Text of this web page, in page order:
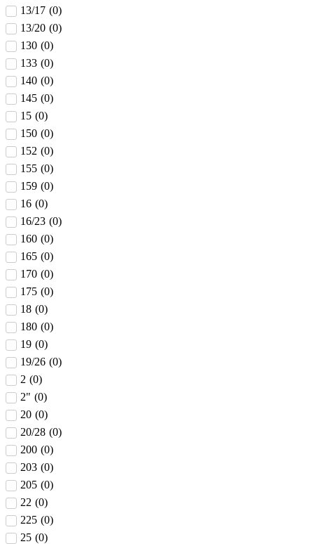
13/17 (0)
13/20 (0)
130 (0)
133 (0)
140 (0)
145 (0)
15 (0)
150 (0)
152 (0)
155 (0)
159 (0)
16 (0)
16/23 (0)
160 (0)
165 (0)
170 (0)
175 (0)
18 (0)
180 (0)
19 (0)
19/26 (0)
2 (0)
2" (0)
20 (0)
20/28 (0)
200 (0)
203 (0)
205 (0)
22 (0)
225 (0)
25 (0)